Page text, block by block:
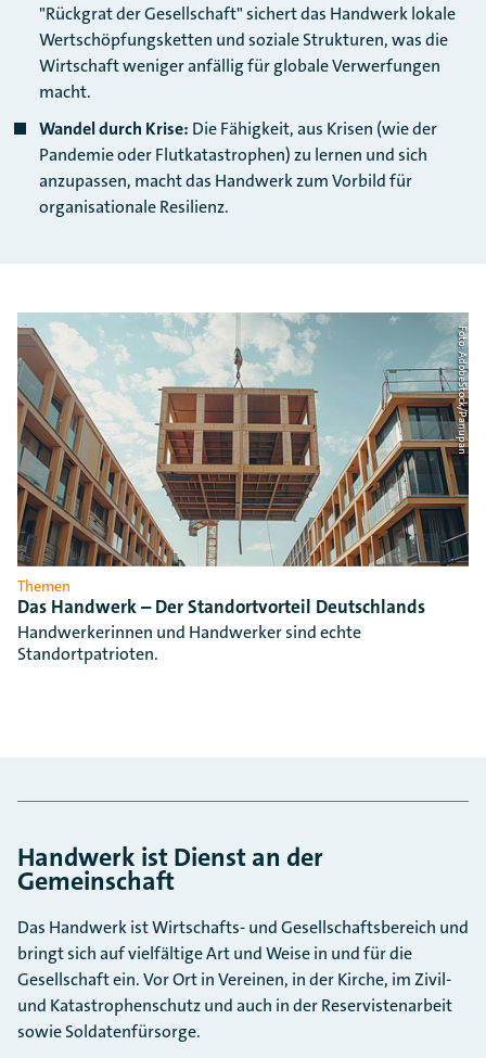
"Rückgrat der Gesellschaft" sichert das Handwerk lokale
Wertschöpfungsketten und soziale Strukturen, was die
Wirtschaft weniger anfällig für globale Verwerfungen
macht.
Wandel durch Krise: Die Fähigkeit, aus Krisen (wie der
Pandemie oder Flutkatastrophen) zu lernen und sich
anzupassen, macht das Handwerk zum Vorbild für
organisationale Resilienz.
Foto: AdobeStock/Panupan
Themen
Das Handwerk – Der Standortvorteil Deutschlands
Handwerkerinnen und Handwerker sind echte
Standortpatrioten.
Handwerk ist Dienst an der
Gemeinschaft
Das Handwerk ist Wirtschafts- und Gesellschaftsbereich und
bringt sich auf vielfältige Art und Weise in und für die
Gesellschaft ein. Vor Ort in Vereinen, in der Kirche, im Zivil-
und Katastrophenschutz und auch in der Reservistenarbeit
sowie Soldatenfürsorge.